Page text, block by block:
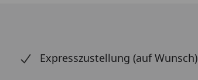
Expresszustellung (auf Wunsch)